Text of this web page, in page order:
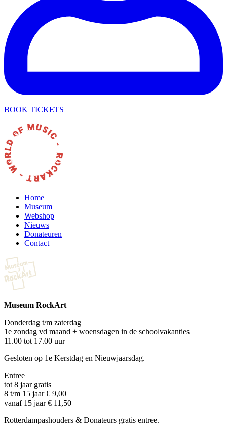
BOOK TICKETS
Home
Museum
Webshop
Nieuws
Donateuren
Contact
Museum RockArt
Donderdag t/m zaterdag
1e zondag vd maand + woensdagen in de schoolvakanties
11.00 tot 17.00 uur
Gesloten op 1e Kerstdag en Nieuwjaarsdag.
Entree
tot 8 jaar gratis
8 t/m 15 jaar € 9,00
vanaf 15 jaar € 11,50
Rotterdampashouders & Donateurs gratis entree.